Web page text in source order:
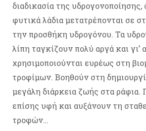
διαδικασία της
φυτικά λάδια μετατρέπονται σε
την προσθήκη υδρογόνου. Τα
λίπη ταγκίζουν πολύ αργά και γι’
χρησιμοποιούνται ευρέως στη
τροφίμων. Βοηθούν στη
μεγάλη διάρκεια ζωής στα ράφια.
επίσης υφή και αυξάνουν τη
τροφών…